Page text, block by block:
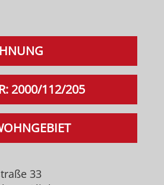
2000/112/205
33